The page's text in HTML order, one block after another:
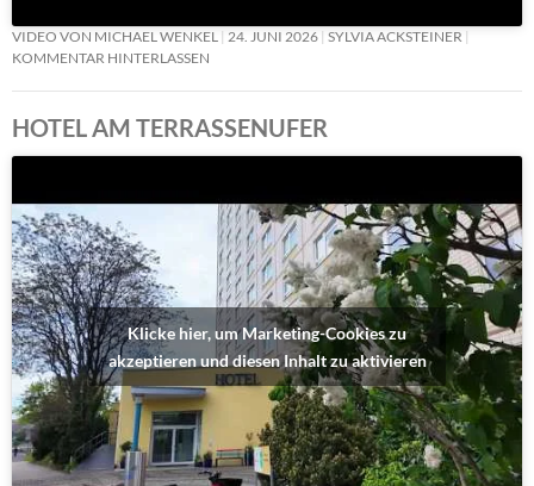
VIDEO VON MICHAEL WENKEL 24. JUNI 2026 SYLVIA ACKSTEINER
KOMMENTAR HINTERLASSEN
HOTEL AM TERRASSENUFER
Klicke hier, um Marketing-Cookies zu
akzeptieren und diesen Inhalt zu aktivieren